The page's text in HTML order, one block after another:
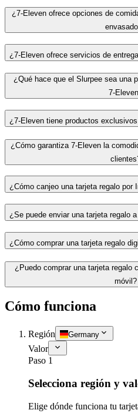
¿7-Eleven ofrece opciones de
¿7-Eleven ofrece servicios de
¿Qué hace que el Slurpee sea una
7-
¿7-Eleven tiene productos
¿Cómo garantiza 7-Eleven la
¿Cómo canjeo una tarjeta regalo por
¿Se puede enviar una tarjeta regalo
¿Cómo comprar una tarjeta regalo
¿Puedo comprar una tarjeta regalo
móvil?
Cómo funciona
Región Germany
Valor
Paso 1
Selecciona región y
Elige dónde funciona tu